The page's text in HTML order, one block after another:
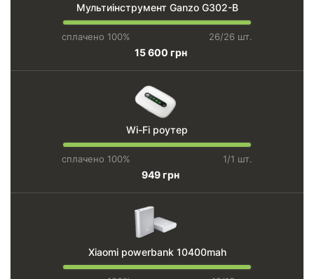
Мультиінструмент Ganzo G302-B
сплачено 100% 26/26 шт.
15 600 грн
Wi-Fi роутер
сплачено 100% 1/1 шт.
949 грн
Xiaomi powerbank 10400mah